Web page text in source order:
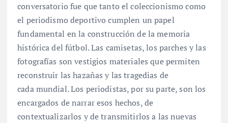
conversatorio fue que tanto el coleccionismo como
el periodismo deportivo cumplen un papel
fundamental en la construcción de la memoria
histórica del fútbol. Las camisetas, los parches y las
fotografías son vestigios materiales que permiten
reconstruir las hazañas y las tragedias de
cada mundial. Los periodistas, por su parte, son los
encargados de narrar esos hechos, de
contextualizarlos y de transmitirlos a las nuevas